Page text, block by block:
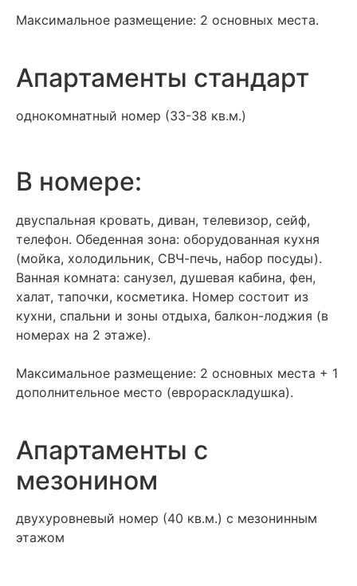
Максимальное размещение: 2 основных места.
Апартаменты стандарт
однокомнатный номер (33-38 кв.м.)
В номере:
двуспальная кровать, диван, телевизор, сейф,
телефон. Обеденная зона: оборудованная кухня
(мойка, холодильник, СВЧ-печь, набор посуды).
Ванная комната: санузел, душевая кабина, фен,
халат, тапочки, косметика. Номер состоит из
кухни, спальни и зоны отдыха, балкон-лоджия (в
номерах на 2 этаже).
Максимальное размещение: 2 основных места + 1
дополнительное место (еврораскладушка).
Апартаменты с
мезонином
двухуровневый номер (40 кв.м.) с мезонинным
этажом